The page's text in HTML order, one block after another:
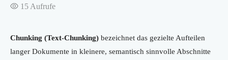
15 Aufrufe
Chunking (Text-Chunking) bezeichnet das gezielte Aufteilen
langer Dokumente in kleinere, semantisch sinnvolle Abschnitte